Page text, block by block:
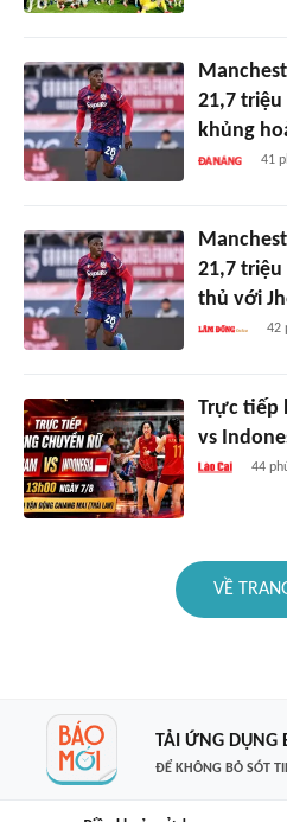
21,7
khủng
41
21,7 triệu
thủ với
42
Trực tiếp
vs
44
VỀ
TẢI ỨNG DỤNG
ĐỂ KHÔNG BỎ SÓT